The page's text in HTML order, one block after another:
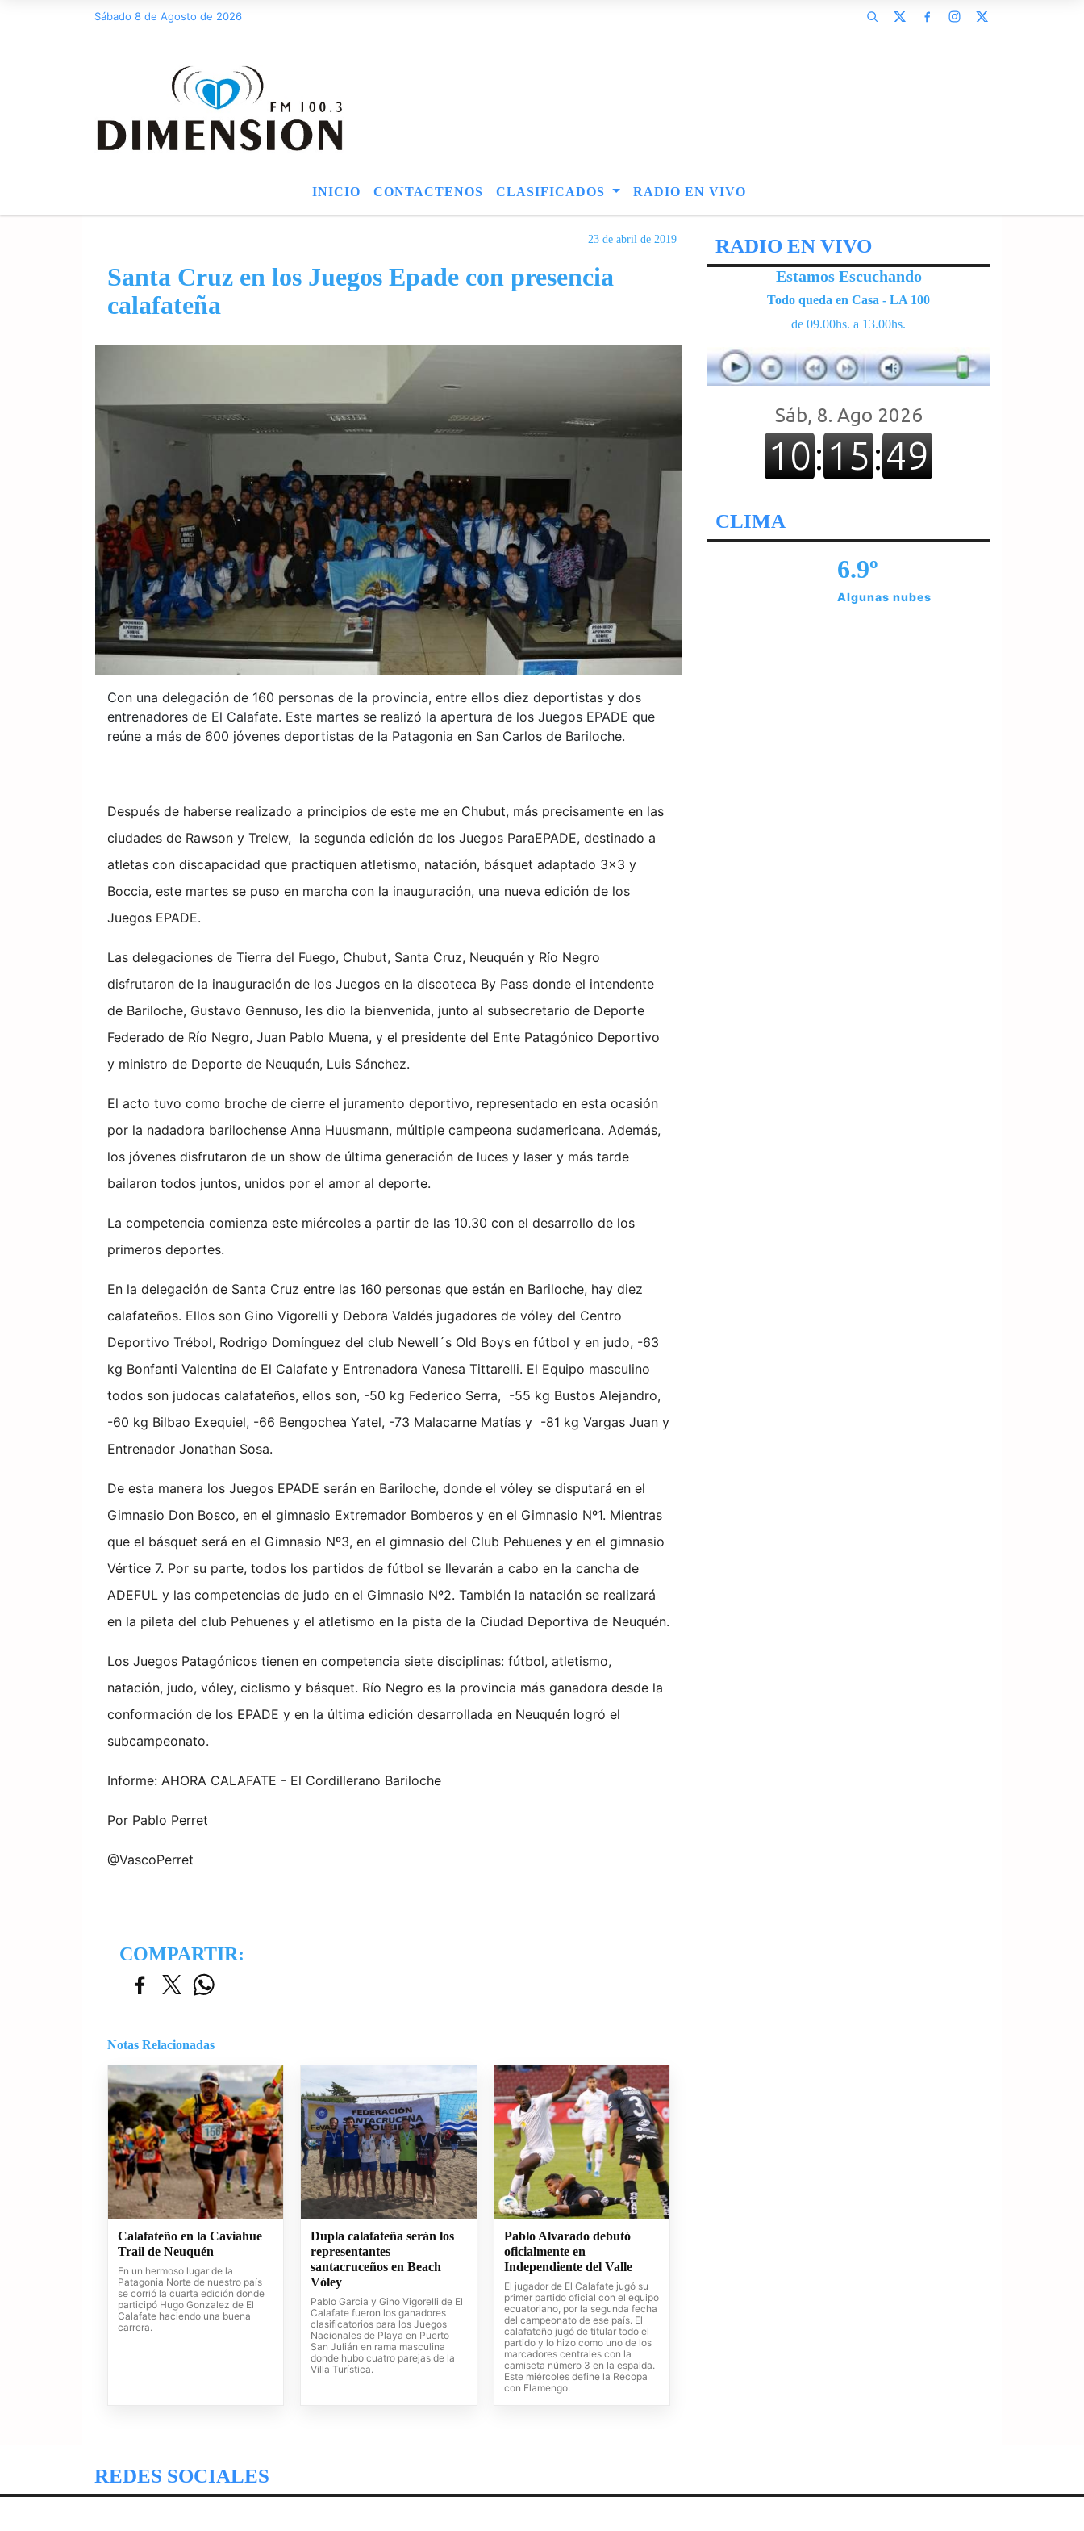
Sábado 8 de Agosto de 2026
INICIO CONTACTENOS CLASIFICADOS RADIO EN VIVO
23 de abril de 2019
Santa Cruz en los Juegos Epade con presencia
calafateña
Con una delegación de 160 personas de la provincia, entre ellos diez deportistas y dos
entrenadores de El Calafate. Este martes se realizó la apertura de los Juegos EPADE que
reúne a más de 600 jóvenes deportistas de la Patagonia en San Carlos de Bariloche.
Después de haberse realizado a principios de este me en Chubut, más precisamente en las
ciudades de Rawson y Trelew, la segunda edición de los Juegos ParaEPADE, destinado a
atletas con discapacidad que practiquen atletismo, natación, básquet adaptado 3×3 y
Boccia, este martes se puso en marcha con la inauguración, una nueva edición de los
Juegos EPADE.
Las delegaciones de Tierra del Fuego, Chubut, Santa Cruz, Neuquén y Río Negro
disfrutaron de la inauguración de los Juegos en la discoteca By Pass donde el intendente
de Bariloche, Gustavo Gennuso, les dio la bienvenida, junto al subsecretario de Deporte
Federado de Río Negro, Juan Pablo Muena, y el presidente del Ente Patagónico Deportivo
y ministro de Deporte de Neuquén, Luis Sánchez.
El acto tuvo como broche de cierre el juramento deportivo, representado en esta ocasión
por la nadadora barilochense Anna Huusmann, múltiple campeona sudamericana. Además,
los jóvenes disfrutaron de un show de última generación de luces y laser y más tarde
bailaron todos juntos, unidos por el amor al deporte.
La competencia comienza este miércoles a partir de las 10.30 con el desarrollo de los
primeros deportes.
En la delegación de Santa Cruz entre las 160 personas que están en Bariloche, hay diez
calafateños. Ellos son Gino Vigorelli y Debora Valdés jugadores de vóley del Centro
Deportivo Trébol, Rodrigo Domínguez del club Newell´s Old Boys en fútbol y en judo, -63
kg Bonfanti Valentina de El Calafate y Entrenadora Vanesa Tittarelli. El Equipo masculino
todos son judocas calafateños, ellos son, -50 kg Federico Serra, -55 kg Bustos Alejandro,
-60 kg Bilbao Exequiel, -66 Bengochea Yatel, -73 Malacarne Matías y -81 kg Vargas Juan y
Entrenador Jonathan Sosa.
De esta manera los Juegos EPADE serán en Bariloche, donde el vóley se disputará en el
Gimnasio Don Bosco, en el gimnasio Extremador Bomberos y en el Gimnasio Nº1. Mientras
que el básquet será en el Gimnasio Nº3, en el gimnasio del Club Pehuenes y en el gimnasio
Vértice 7. Por su parte, todos los partidos de fútbol se llevarán a cabo en la cancha de
ADEFUL y las competencias de judo en el Gimnasio Nº2. También la natación se realizará
en la pileta del club Pehuenes y el atletismo en la pista de la Ciudad Deportiva de Neuquén.
Los Juegos Patagónicos tienen en competencia siete disciplinas: fútbol, atletismo,
natación, judo, vóley, ciclismo y básquet. Río Negro es la provincia más ganadora desde la
conformación de los EPADE y en la última edición desarrollada en Neuquén logró el
subcampeonato.
Informe: AHORA CALAFATE - El Cordillerano Bariloche
Por Pablo Perret
@VascoPerret
COMPARTIR:
Notas Relacionadas
Calafateño en la Caviahue
Trail de Neuquén
En un hermoso lugar de la
Patagonia Norte de nuestro país
se corrió la cuarta edición donde
participó Hugo Gonzalez de El
Calafate haciendo una buena
carrera.
Dupla calafateña serán los
representantes
santacruceños en Beach
Vóley
Pablo Garcia y Gino Vigorelli de El
Calafate fueron los ganadores
clasificatorios para los Juegos
Nacionales de Playa en Puerto
San Julián en rama masculina
donde hubo cuatro parejas de la
Villa Turística.
Pablo Alvarado debutó
oficialmente en
Independiente del Valle
El jugador de El Calafate jugó su
primer partido oficial con el equipo
ecuatoriano, por la segunda fecha
del campeonato de ese país. El
calafateño jugó de titular todo el
partido y lo hizo como uno de los
marcadores centrales con la
camiseta número 3 en la espalda.
Este miércoles define la Recopa
con Flamengo.
RADIO EN VIVO
Estamos Escuchando
Todo queda en Casa - LA 100
de 09.00hs. a 13.00hs.
CLIMA
6.9º
Algunas nubes
REDES SOCIALES